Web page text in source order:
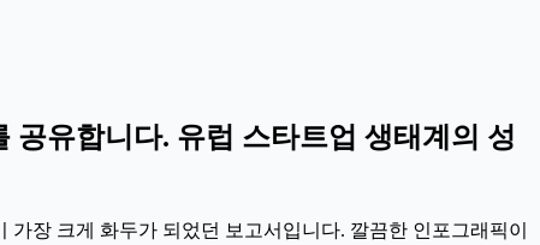
공유합니다. 유럽 스타트업 생태계의 성
가장 크게 화두가 되었던 보고서입니다. 깔끔한 인포그래픽이